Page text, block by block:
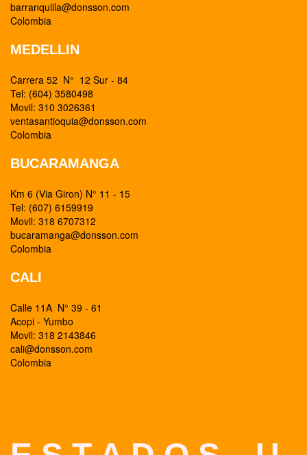
barranquilla@donsson.com
Colombia
MEDELLIN
Carrera 52 N° 12 Sur - 84
Tel: (604) 3580498
Movil: 310 3026361
ventasantioquia@donsson.com
Colombia
BUCARAMANGA
Km 6 (Via Giron) N° 11 - 15
Tel: (607) 6159919
Movil: 318 6707312
bucaramanga@donsson.com
Colombia
CALI
Calle 11A N° 39 - 61
Acopi - Yumbo
Movil: 318 2143846
cali@donsson.com
Colombia